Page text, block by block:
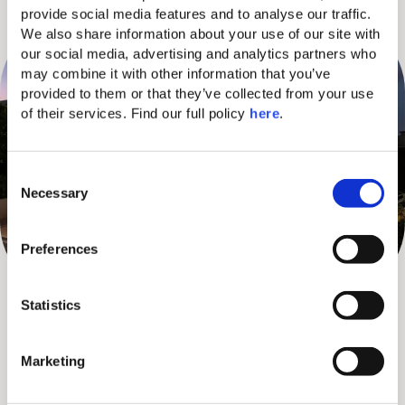
provide social media features and to analyse our traffic.
We also share information about your use of our site with
our social media, advertising and analytics partners who
may combine it with other information that you’ve
provided to them or that they’ve collected from your use
of their services. Find our full policy here.
o
s
Necessary
Preferences
Statistics
Marketing
DES FILMS ET DES